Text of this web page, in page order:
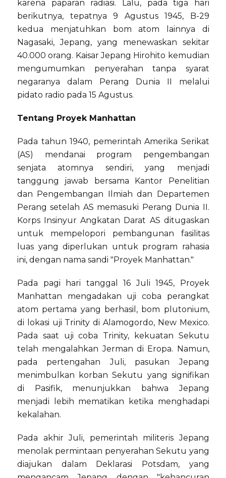
karena paparan radiasi. Lalu, pada tiga hari
berikutnya, tepatnya 9 Agustus 1945, B-29
kedua menjatuhkan bom atom lainnya di
Nagasaki, Jepang, yang menewaskan sekitar
40.000 orang. Kaisar Jepang Hirohito kemudian
mengumumkan penyerahan tanpa syarat
negaranya dalam Perang Dunia II melalui
pidato radio pada 15 Agustus.
Tentang Proyek Manhattan
Pada tahun 1940, pemerintah Amerika Serikat
(AS) mendanai program pengembangan
senjata atomnya sendiri, yang menjadi
tanggung jawab bersama Kantor Penelitian
dan Pengembangan Ilmiah dan Departemen
Perang setelah AS memasuki Perang Dunia II.
Korps Insinyur Angkatan Darat AS ditugaskan
untuk mempelopori pembangunan fasilitas
luas yang diperlukan untuk program rahasia
ini, dengan nama sandi "Proyek Manhattan."
Pada pagi hari tanggal 16 Juli 1945, Proyek
Manhattan mengadakan uji coba perangkat
atom pertama yang berhasil, bom plutonium,
di lokasi uji Trinity di Alamogordo, New Mexico.
Pada saat uji coba Trinity, kekuatan Sekutu
telah mengalahkan Jerman di Eropa. Namun,
pada pertengahan Juli, pasukan Jepang
menimbulkan korban Sekutu yang signifikan
di Pasifik, menunjukkan bahwa Jepang
menjadi lebih mematikan ketika menghadapi
kekalahan.
Pada akhir Juli, pemerintah militeris Jepang
menolak permintaan penyerahan Sekutu yang
diajukan dalam Deklarasi Potsdam, yang